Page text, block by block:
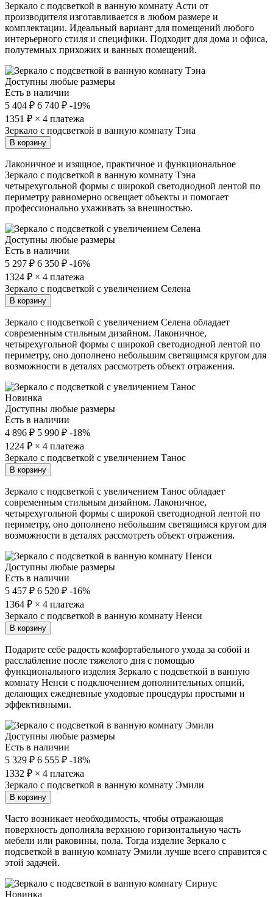
Зеркало с подсветкой в ванную комнату Асти от
производителя изготавливается в любом размере и
комплектации. Идеальный вариант для помещений любого
интерьерного стиля и специфики. Подходит для дома и офиса,
полутемных прихожих и ванных помещений.
Доступны любые размеры
Есть в наличии
5 404 ₽ 6 740 ₽ -19%
1351 ₽ × 4 платежа
Зеркало с подсветкой в ванную комнату Тэна
В корзину
Лаконичное и изящное, практичное и функциональное
Зеркало с подсветкой в ванную комнату Тэна
четырехугольной формы с широкой светодиодной лентой по
периметру равномерно освещает объекты и помогает
профессионально ухаживать за внешностью.
Доступны любые размеры
Есть в наличии
5 297 ₽ 6 350 ₽ -16%
1324 ₽ × 4 платежа
Зеркало с подсветкой с увеличением Селена
В корзину
Зеркало с подсветкой с увеличением Селена обладает
современным стильным дизайном. Лаконичное,
четырехугольной формы с широкой светодиодной лентой по
периметру, оно дополнено небольшим светящимся кругом для
возможности в деталях рассмотреть объект отражения.
Новинка
Доступны любые размеры
Есть в наличии
4 896 ₽ 5 990 ₽ -18%
1224 ₽ × 4 платежа
Зеркало с подсветкой с увеличением Танос
В корзину
Зеркало с подсветкой с увеличением Танос обладает
современным стильным дизайном. Лаконичное,
четырехугольной формы с широкой светодиодной лентой по
периметру, оно дополнено небольшим светящимся кругом для
возможности в деталях рассмотреть объект отражения.
Доступны любые размеры
Есть в наличии
5 457 ₽ 6 520 ₽ -16%
1364 ₽ × 4 платежа
Зеркало с подсветкой в ванную комнату Ненси
В корзину
Подарите себе радость комфортабельного ухода за собой и
расслабление после тяжелого дня с помощью
функционального изделия Зеркало с подсветкой в ванную
комнату Ненси с подключением дополнительных опций,
делающих ежедневные уходовые процедуры простыми и
эффективными.
Доступны любые размеры
Есть в наличии
5 329 ₽ 6 555 ₽ -18%
1332 ₽ × 4 платежа
Зеркало с подсветкой в ванную комнату Эмили
В корзину
Часто возникает необходимость, чтобы отражающая
поверхность дополняла верхнюю горизонтальную часть
мебели или раковины, пола. Тогда изделие Зеркало с
подсветкой в ванную комнату Эмили лучше всего справится с
этой задачей.
Новинка